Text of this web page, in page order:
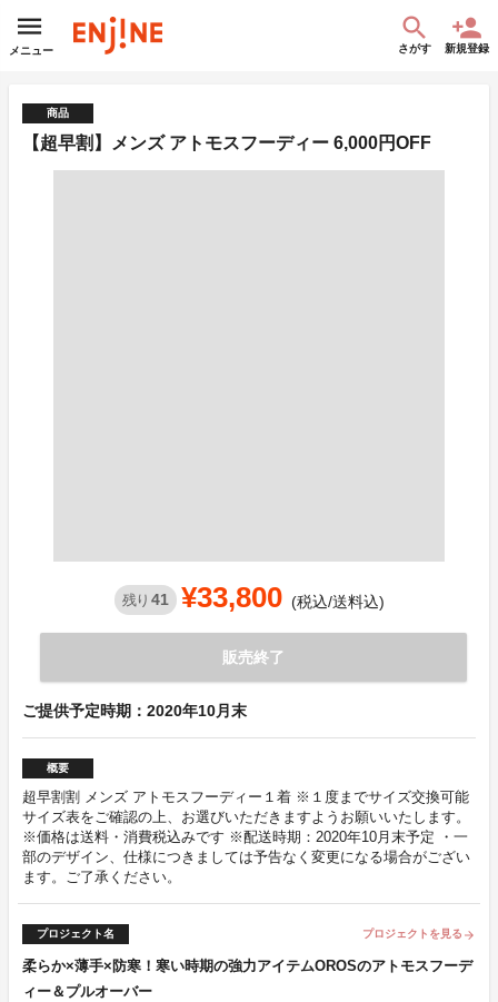
メニュー さがす 新規登録
商品
【超早割】メンズ アトモスフーディー 6,000円OFF
残り 41 ¥33,800 (税込/送料込)
販売終了
ご提供予定時期：2020年10月末
概要
超早割割 メンズ アトモスフーディー１着 ※１度までサイズ交換可能
サイズ表をご確認の上、お選びいただきますようお願いいたします。
※価格は送料・消費税込みです ※配送時期：2020年10月末予定 ・一
部のデザイン、仕様につきましては予告なく変更になる場合がござい
ます。ご了承ください。
プロジェクト名 プロジェクトを見る arrow_forward
柔らか×薄手×防寒！寒い時期の強力アイテムOROSのアトモスフーデ
ィー＆プルオーバー